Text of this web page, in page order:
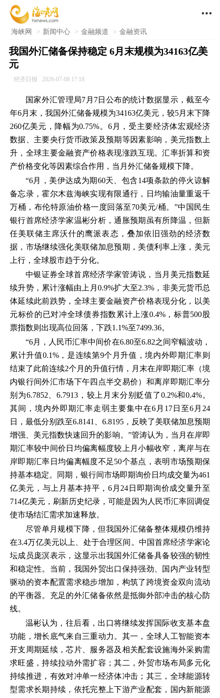

海峡网 > 新闻中心 > 金融频道 > 金融资讯
我国外汇储备保持稳定 6月末规模为34163亿美
元
经济日报 2026-07-08 17:18
国家外汇管理局7月7日公布的统计数据显示，截至今
年6月末，我国外汇储备规模为34163亿美元，较5月末下降
260亿美元，降幅为0.75%。6月，受主要经济体宏观经济
数据、主要央行货币政策及预期等因素影响，美元指数上
升，全球主要金融资产价格表现涨跌互现。汇率折算和资
产价格变化等因素综合作用，当月外汇储备规模下降。
“6月，美伊达成为期60天、包含14项条款的停火谅解
备忘录，霍尔木兹海峡实现有限通行，日均输油量重返千
万桶，布伦特原油价格一度回落至70美元/桶。”中国民生
银行首席经济学家温彬分析，通胀预期虽有所降温，但新
任美联储主席沃什的鹰派表态，叠加依旧强劲的经济数
据，市场继续强化美联储加息预期，美债利率上涨，美元
上行，全球股市趋于分化。
中银证券全球首席经济学家管涛说，当月美元指数延
续升势，累计涨幅由上月0.9%扩大至2.3%，非美元货币总
体延续此前跌势，全球主要金融资产价格表现分化，以美
元标价的已对冲全球债券指数累计上涨0.4%，标普500股
票指数则出现高位回落，下跌1.1%至7499.36。
“6月，人民币汇率中间价在6.80至6.82之间窄幅波动，
累计升值0.1%，是连续第9个月升值，境内外即期汇率则
结束了此前连续2个月的升值行情，月末在岸即期汇率（境
内银行间外汇市场下午四点半交易价）和离岸即期汇率分
别为6.7852、6.7913，较上月末分别贬值了0.2%和0.4%。
其间，境内外即期汇率走弱主要集中在6月17日至6月24
日，最低分别跌至6.8141、6.8195，反映了美联储加息预期
增强、美元指数快速回升的影响。”管涛认为，当月在岸即
期汇率较中间价日均偏离幅度较上月小幅收窄，离岸与在
岸即期汇率日均偏离幅度不足50个基点，表明市场预期保
持基本稳定。同期，银行间市场即期询价日均成交量为461
亿美元，与上月基本持平，6月24日即期询价成交量升至
714亿美元，刷新历史纪录，可能是因为人民币汇率回调促
使市场结汇需求加速释放。
尽管单月规模下降，但我国外汇储备整体规模仍维持
在3.4万亿美元以上、处于合理区间。中国首席经济学家论
坛成员庞溟表示，这显示出我国外汇储备具备较强的韧性
和稳定性。当前，我国外贸出口保持强劲、国内产业转型
驱动的资本配置需求稳步增加，构筑了跨境资金双向流动
的平衡器。充足的外汇储备依然是抵御外部冲击的核心防
线。
温彬认为，往后看，出口将继续发挥国际收支基本盘
功能，增长底气来自三重动力。其一，全球人工智能资本
开支周期延续，芯片、服务器及相关配套设施海外采购需
求旺盛，持续拉动外需扩容；其二，外贸市场布局多元化
持续推进，有效对冲单一经济体冲击；其三，全球能源转
型需求长期持续，依托完整上下游产业配套，国内新能源